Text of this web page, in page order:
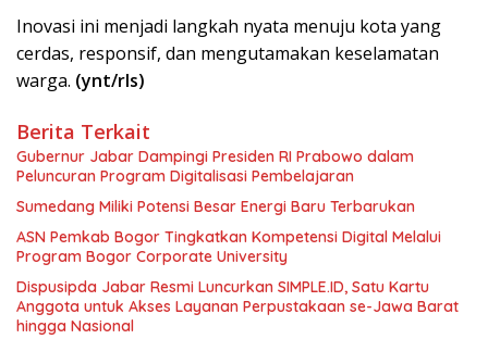
Inovasi ini menjadi langkah nyata menuju kota yang
cerdas, responsif, dan mengutamakan keselamatan
warga. (ynt/rls)
Berita Terkait
Gubernur Jabar Dampingi Presiden RI Prabowo dalam
Peluncuran Program Digitalisasi Pembelajaran
Sumedang Miliki Potensi Besar Energi Baru Terbarukan
ASN Pemkab Bogor Tingkatkan Kompetensi Digital Melalui
Program Bogor Corporate University
Dispusipda Jabar Resmi Luncurkan SIMPLE.ID, Satu Kartu
Anggota untuk Akses Layanan Perpustakaan se-Jawa Barat
hingga Nasional